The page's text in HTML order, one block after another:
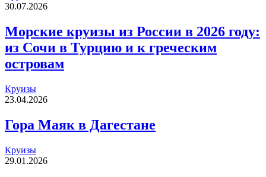
30.07.2026
Морские круизы из России в 2026 году:
из Сочи в Турцию и к греческим
островам
Круизы
23.04.2026
Гора Маяк в Дагестане
Круизы
29.01.2026